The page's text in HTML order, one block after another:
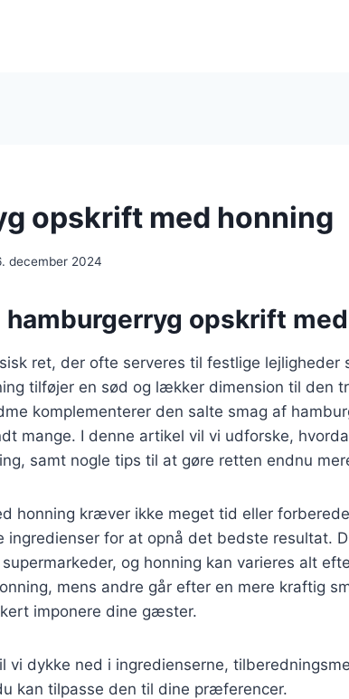
opskrift med honning
december 2024
opskrift
ret, der ofte serveres til festlige lejligheder
tilføjer en sød og lækker dimension til den
komplementerer den salte smag af
mange. I denne artikel vil vi udforske,
samt nogle tips til at gøre retten endnu
honning kræver ikke meget tid eller
for at opnå det bedste resultat.
og honning kan varieres alt
mens andre går efter en mere kraftig
imponere dine gæster.
vi dykke ned i ingredienserne,
kan tilpasse den til dine præferencer.